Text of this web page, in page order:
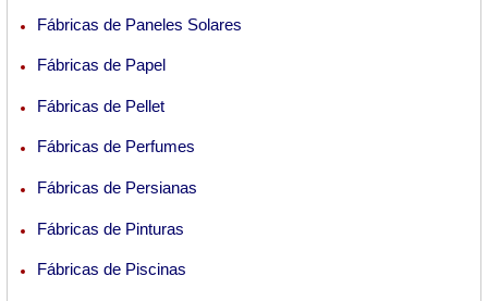
Fábricas de Paneles Solares
Fábricas de Papel
Fábricas de Pellet
Fábricas de Perfumes
Fábricas de Persianas
Fábricas de Pinturas
Fábricas de Piscinas